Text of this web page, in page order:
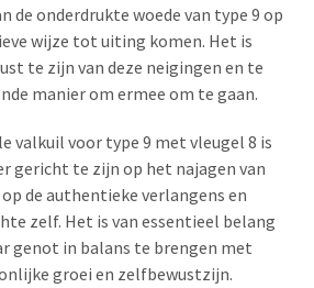
de onderdrukte woede van type 9 op
wijze tot uiting komen. Het is
te zijn van deze neigingen en te
manier om ermee om te gaan.
valkuil voor type 9 met vleugel 8 is
gericht te zijn op het najagen van
de authentieke verlangens en
zelf. Het is van essentieel belang
genot in balans te brengen met
groei en zelfbewustzijn.